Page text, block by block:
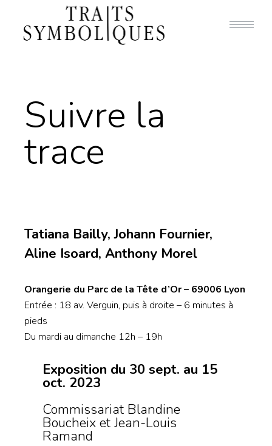
Suivre la
trace
Tatiana Bailly, Johann Fournier,
Aline Isoard, Anthony Morel
Orangerie du Parc de la Tête d’Or – 69006 Lyon
Entrée : 18 av. Verguin, puis à droite – 6 minutes à
pieds
Du mardi au dimanche 12h – 19h
Exposition du 30 sept. au 15
oct. 2023
Commissariat Blandine
Boucheix et Jean-Louis
Ramand